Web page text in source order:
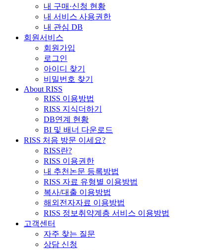
내 구매·신청 현황
내 서비스 사용권한
내 관심 DB
회원서비스
회원가입
로그인
아이디 찾기
비밀번호 찾기
About RISS
RISS 이용방법
RISS 지식더하기
DB연계 현황
BI 및 배너 다운로드
RISS 처음 방문 이세요?
RISS란?
RISS 이용권한
내 추천논문 등록방법
RISS 자료 유형별 이용방법
복사/대출 이용방법
해외전자자료 이용방법
RISS 정보취약계층 서비스 이용방법
고객센터
자주 찾는 질문
상담 신청